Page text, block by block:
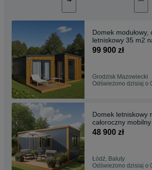
Domek modułowy,
letniskowy 35 m2
zgłoszenie
99 900 zł
Grodzisk Mazowiecki
Odświeżono dzisiaj o
Domek letniskowy
całoroczny mobilny
21m2 wyposażony
48 900 zł
Łódź, Bałuty
Odświeżono dzisiaj o